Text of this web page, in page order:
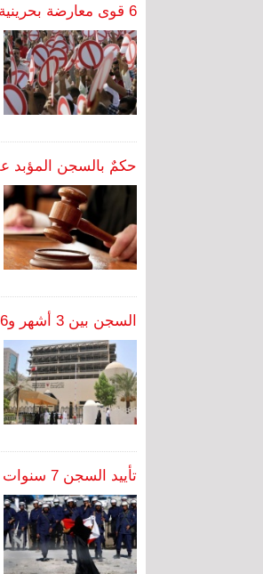
6 قوى معارضة بحرينية تتّحد على مقاطعة الانتخابات
حكمٌ بالسجن المؤبد على 8 معتقلين ضمن مجموعة من 32 اتهموا بـ«تأسيس
السجن بين 3 أشهر و6 سنوات لـ 9 متهمين في قضية «أحرار دمستان»
تأييد السجن 7 سنوات وإسقاط الجنسية عن متهم بالانضمام لائتلاف 14 فبراير وتيار الوفاء